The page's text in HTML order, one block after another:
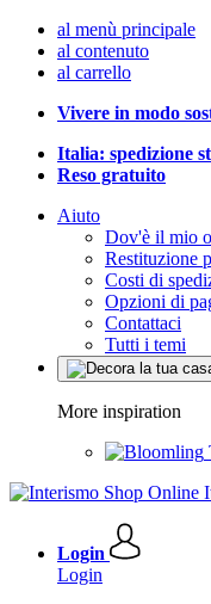
al menù principale
al contenuto
al carrello
Vivere in modo
Italia: spedizione
Reso gratuito
Aiuto
Dov'è il mio
Restituzione
Costi di
Opzioni di
Contattaci
Tutti i temi
More inspiration
Login
Login